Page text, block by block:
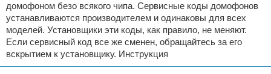
домофоном безо всякого чипа. Сервисные коды домофонов
устанавливаются производителем и одинаковы для всех
моделей. Установщики эти коды, как правило, не меняют.
Если сервисный код все же сменен, обращайтесь за его
вскрытием к установщику. Инструкция